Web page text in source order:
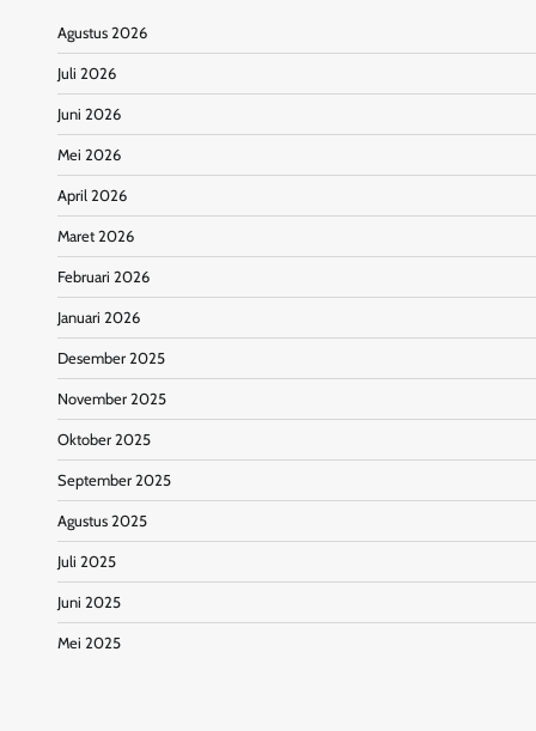
Agustus 2026
Juli 2026
Juni 2026
Mei 2026
April 2026
Maret 2026
Februari 2026
Januari 2026
Desember 2025
November 2025
Oktober 2025
September 2025
Agustus 2025
Juli 2025
Juni 2025
Mei 2025